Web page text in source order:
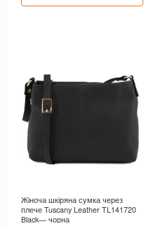
Жіноча шкіряна сумка через
плече Tuscany Leather TL141720
Black— чорна